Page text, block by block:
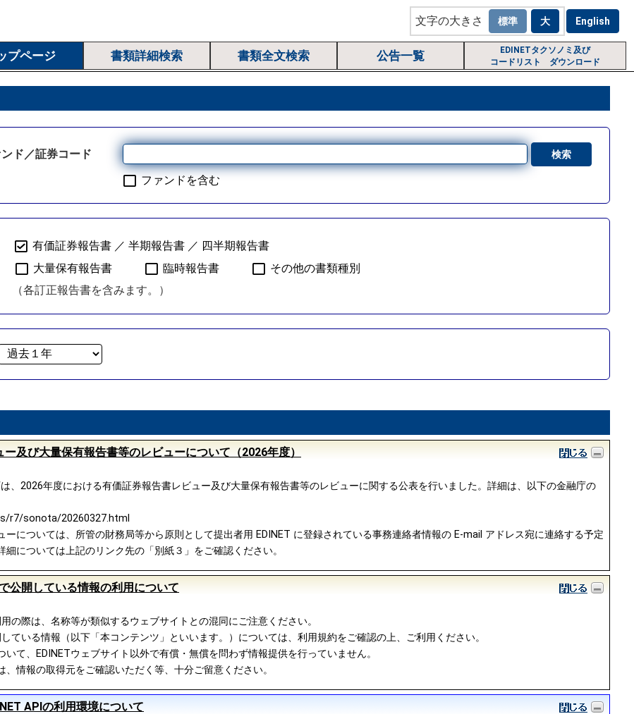
文字の大きさ
プページ 書類詳細検索 書類全文検索 公告一覧
EDINETタクソノミ及び
コードリスト ダウンロード
ド／証券コード
ファンドを含む
有価証券報告書 ／ 半期報告書 ／ 四半期報告書
大量保有報告書
臨時報告書
その他の書類種別
（各訂正報告書を含みます。）
及び大量保有報告書等のレビューについて（2026年度）
、2026年度における有価証券報告書レビュー及び大量保有報告書等のレビューに関する公表を行いました。詳細は、以下の金融庁の
r7/sonota/20260327.html
ーについては、所管の財務局等から原則として提出者用 EDINET に登録されている事務連絡者情報の E-mail アドレス宛に連絡する予定
細については上記のリンク先の「別紙３」をご確認ください。
公開している情報の利用について
の際は、名称等が類似するウェブサイトとの混同にご注意ください。
ている情報（以下「本コンテンツ」といいます。）については、利用規約をご確認の上、ご利用ください。
て、EDINETウェブサイト以外で有償・無償を問わず情報提供を行っていません。
情報の取得元をご確認いただく等、十分ご留意ください。
APIの利用環境について